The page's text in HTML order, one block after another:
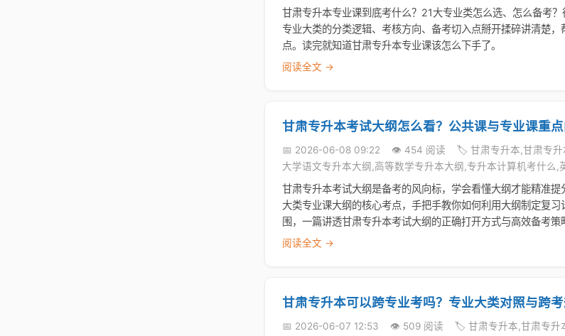
甘肃专升本专业课到底考什么？21大专业类怎么选、怎么备考
专业大类的分类逻辑、考核方向、备考切入点掰开揉碎讲清楚
点。读完就知道甘肃专升本专业课该怎么下手了。
阅读全文 →
甘肃专升本考试大纲怎么看？公共课与专业课重
📅 2026-06-08 09:22 👁️ 454 阅读
🏷️ 甘肃专升本,甘肃专升
大学语文专升本大纲,高等数学专升本大纲,专升本计算机考什么,
甘肃专升本考试大纲是备考的风向标，学会看懂大纲才能精准
大类专业课大纲的核心考点，手把手教你如何利用大纲制定复
围，一篇讲透甘肃专升本考试大纲的正确打开方式与高效备考策
阅读全文 →
甘肃专升本可以跨专业考吗？专业大类对照与跨
📅 2026-06-07 12:53 👁️ 509 阅读
🏷️ 甘肃专升本,甘肃专升